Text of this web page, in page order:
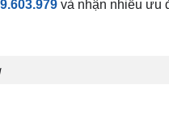
và nhận nhiều ưu